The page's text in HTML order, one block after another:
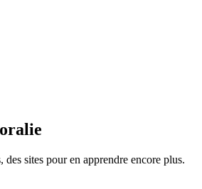
des sites pour en apprendre encore plus.